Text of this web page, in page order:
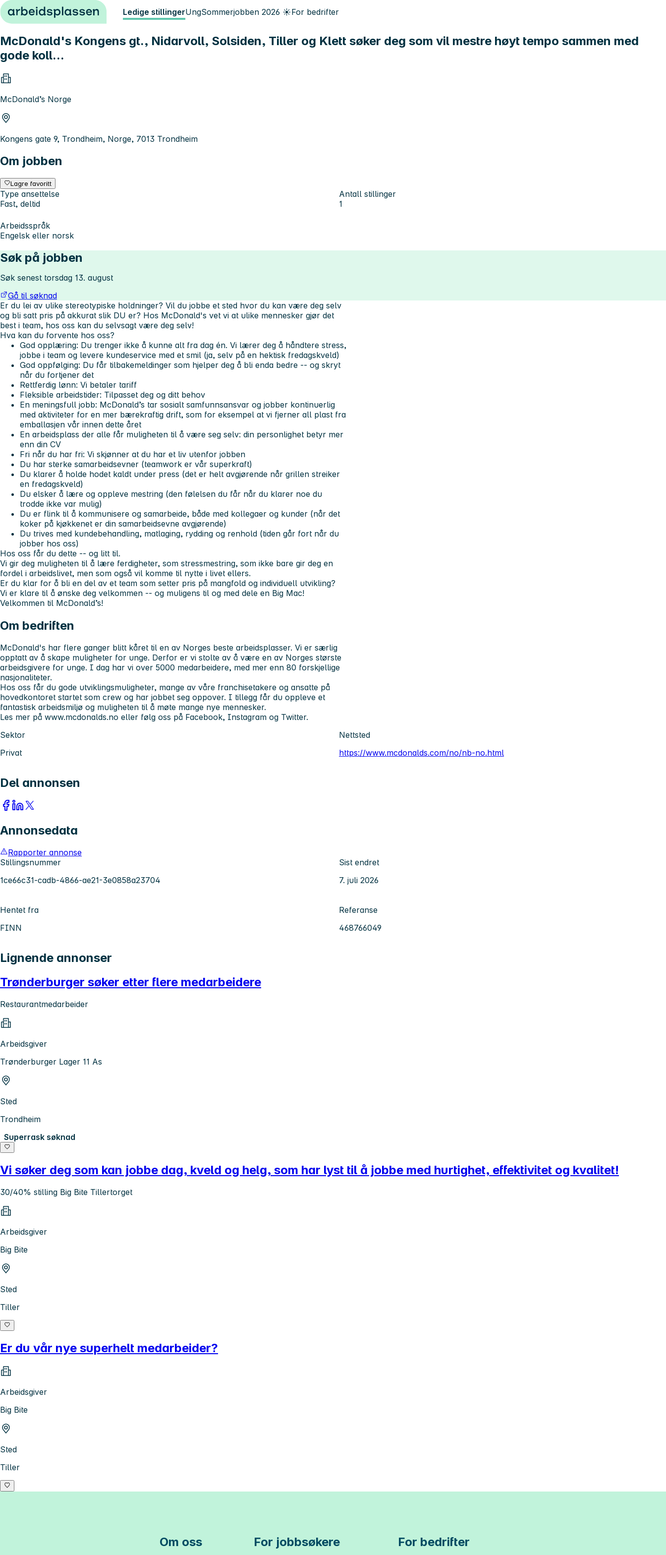
Hopp til innhold Ledige stillingerUngSommerjobben 2026 ☀️For bedrifter
McDonald's Kongens gt., Nidarvoll, Solsiden, Tiller og Klett søker deg som vil mestre høyt tempo sammen med
gode koll...
McDonald’s Norge
Kongens gate 9, Trondheim, Norge, 7013 Trondheim
Om jobben
Lagre favoritt
Type ansettelse
Fast, deltid
Antall stillinger
1
Arbeidsspråk
Engelsk eller norsk
Søk på jobben
Søk senest torsdag 13. august
Gå til søknad
Er du lei av ulike stereotypiske holdninger? Vil du jobbe et sted hvor du kan være deg selv
og bli satt pris på akkurat slik DU er? Hos McDonald's vet vi at ulike mennesker gjør det
best i team, hos oss kan du selvsagt være deg selv!
Hva kan du forvente hos oss?
God opplæring: Du trenger ikke å kunne alt fra dag én. Vi lærer deg å håndtere stress,
jobbe i team og levere kundeservice med et smil (ja, selv på en hektisk fredagskveld)
God oppfølging: Du får tilbakemeldinger som hjelper deg å bli enda bedre -- og skryt
når du fortjener det
Rettferdig lønn: Vi betaler tariff
Fleksible arbeidstider: Tilpasset deg og ditt behov
En meningsfull jobb: McDonald’s tar sosialt samfunnsansvar og jobber kontinuerlig
med aktiviteter for en mer bærekraftig drift, som for eksempel at vi fjerner all plast fra
emballasjen vår innen dette året
En arbeidsplass der alle får muligheten til å være seg selv: din personlighet betyr mer
enn din CV
Fri når du har fri: Vi skjønner at du har et liv utenfor jobben
Du har sterke samarbeidsevner (teamwork er vår superkraft)
Du klarer å holde hodet kaldt under press (det er helt avgjørende når grillen streiker
en fredagskveld)
Du elsker å lære og oppleve mestring (den følelsen du får når du klarer noe du
trodde ikke var mulig)
Du er flink til å kommunisere og samarbeide, både med kollegaer og kunder (når det
koker på kjøkkenet er din samarbeidsevne avgjørende)
Du trives med kundebehandling, matlaging, rydding og renhold (tiden går fort når du
jobber hos oss)
Hos oss får du dette -- og litt til.
Vi gir deg muligheten til å lære ferdigheter, som stressmestring, som ikke bare gir deg en
fordel i arbeidslivet, men som også vil komme til nytte i livet ellers.
Er du klar for å bli en del av et team som setter pris på mangfold og individuell utvikling?
Vi er klare til å ønske deg velkommen -- og muligens til og med dele en Big Mac!
Velkommen til McDonald’s!
Om bedriften
McDonald's har flere ganger blitt kåret til en av Norges beste arbeidsplasser. Vi er særlig
opptatt av å skape muligheter for unge. Derfor er vi stolte av å være en av Norges største
arbeidsgivere for unge. I dag har vi over 5000 medarbeidere, med mer enn 80 forskjellige
nasjonaliteter.
Hos oss får du gode utviklingsmuligheter, mange av våre franchisetakere og ansatte på
hovedkontoret startet som crew og har jobbet seg oppover. I tillegg får du oppleve et
fantastisk arbeidsmiljø og muligheten til å møte mange nye mennesker.
Les mer på www.mcdonalds.no eller følg oss på Facebook, Instagram og Twitter.
Sektor
Privat
Nettsted
https://www.mcdonalds.com/no/nb-no.html
Del annonsen
Annonsedata
Rapporter annonse
Stillingsnummer
1ce66c31-cadb-4866-ae21-3e0858a23704
Sist endret
7. juli 2026
Hentet fra
FINN
Referanse
468766049
Lignende annonser
Trønderburger søker etter flere medarbeidere
Restaurantmedarbeider
Arbeidsgiver
Trønderburger Lager 11 As
Sted
Trondheim
Superrask søknad
Vi søker deg som kan jobbe dag, kveld og helg, som har lyst til å jobbe med hurtighet, effektivitet og kvalitet!
30/40% stilling Big Bite Tillertorget
Arbeidsgiver
Big Bite
Sted
Tiller
Er du vår nye superhelt medarbeider?
Arbeidsgiver
Big Bite
Sted
Tiller
Om oss For jobbsøkere For bedrifter